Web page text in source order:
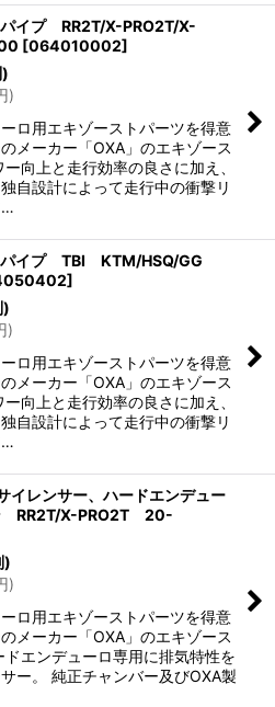
イプ RR2T/X-PRO2T/X-
[064010002]
)
ロ用エキゾーストパーツを得意
メーカー「OXA」のエキゾース
ー向上と走行効率の良さに加え、
自設計によって走行中の衝撃リ
…
イプ TBI KTM/HSQ/GG
]
)
)
ロ用エキゾーストパーツを得意
メーカー「OXA」のエキゾース
ー向上と走行効率の良さに加え、
自設計によって走行中の衝撃リ
…
レンサー、ハードエンデュー
RR2T/X-PRO2T 20-
)
)
ロ用エキゾーストパーツを得意
メーカー「OXA」のエキゾース
ドエンデューロ専用に排気特性を
ー。 純正チャンバー及びOXA製